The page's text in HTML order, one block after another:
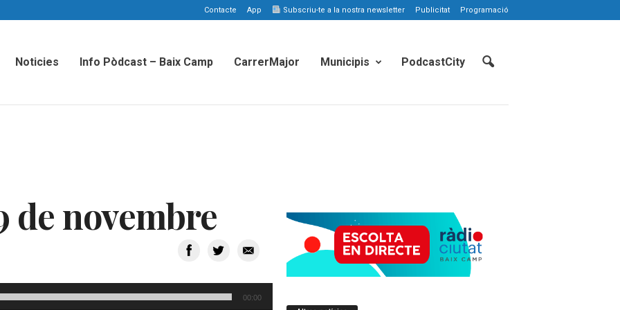
Contacte App Subscriu-te a la nostra newsletter Publicitat Programació
Noticies Info Pòdcast – Baix Camp CarrerMajor Municipis PodcastCity
novembre
00:00